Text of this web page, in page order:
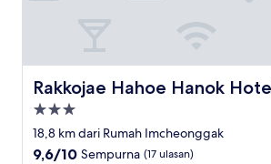
Rakkojae Hahoe Hanok
Rakkojae Hahoe Hanok Hotel
Properti
bintang
3.0
18,8 km dari Rumah Imcheonggak
9.6
9,6/10 Sempurna (17 ulasan)